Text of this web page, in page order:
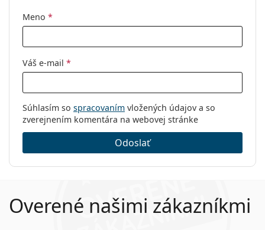
Meno *
Váš e-mail *
Súhlasím so spracovaním vložených údajov a so
zverejnením komentára na webovej stránke
Odoslať
Overené našimi zákazníkmi